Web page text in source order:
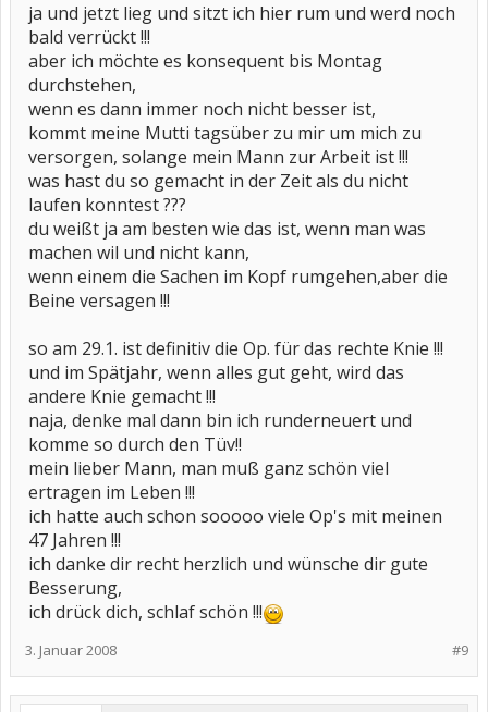
ja und jetzt lieg und sitzt ich hier rum und werd noch
bald verrückt !!!
aber ich möchte es konsequent bis Montag
durchstehen,
wenn es dann immer noch nicht besser ist,
kommt meine Mutti tagsüber zu mir um mich zu
versorgen, solange mein Mann zur Arbeit ist !!!
was hast du so gemacht in der Zeit als du nicht
laufen konntest ???
du weißt ja am besten wie das ist, wenn man was
machen wil und nicht kann,
wenn einem die Sachen im Kopf rumgehen,aber die
Beine versagen !!!
so am 29.1. ist definitiv die Op. für das rechte Knie !!!
und im Spätjahr, wenn alles gut geht, wird das
andere Knie gemacht !!!
naja, denke mal dann bin ich runderneuert und
komme so durch den Tüv!!
mein lieber Mann, man muß ganz schön viel
ertragen im Leben !!!
ich hatte auch schon sooooo viele Op's mit meinen
47 Jahren !!!
ich danke dir recht herzlich und wünsche dir gute
Besserung,
ich drück dich, schlaf schön !!!
#9
3. Januar 2008